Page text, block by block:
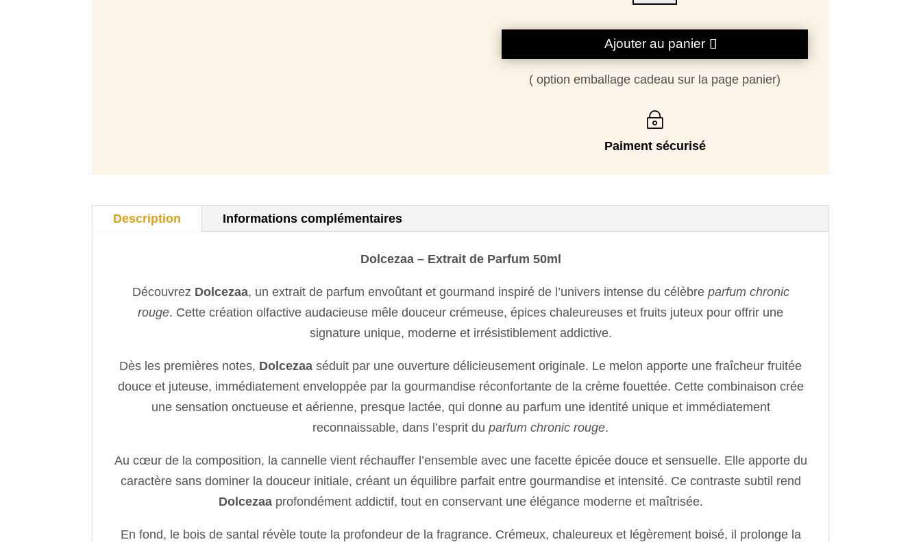
Ajouter au panier
( option emballage cadeau sur la page panier)
~
Paiment sécurisé
Description Informations complémentaires
Dolcezaa – Extrait de Parfum 50ml
Découvrez Dolcezaa, un extrait de parfum envoûtant et gourmand inspiré de l’univers intense du célèbre parfum chronic
rouge. Cette création olfactive audacieuse mêle douceur crémeuse, épices chaleureuses et fruits juteux pour offrir une
signature unique, moderne et irrésistiblement addictive.
Dès les premières notes, Dolcezaa séduit par une ouverture délicieusement originale. Le melon apporte une fraîcheur fruitée
douce et juteuse, immédiatement enveloppée par la gourmandise réconfortante de la crème fouettée. Cette combinaison crée
une sensation onctueuse et aérienne, presque lactée, qui donne au parfum une identité unique et immédiatement
reconnaissable, dans l’esprit du parfum chronic rouge.
Au cœur de la composition, la cannelle vient réchauffer l’ensemble avec une facette épicée douce et sensuelle. Elle apporte du
caractère sans dominer la douceur initiale, créant un équilibre parfait entre gourmandise et intensité. Ce contraste subtil rend
Dolcezaaprofondément addictif, tout en conservant une élégance moderne et maîtrisée.
En fond, le bois de santal révèle toute la profondeur de la fragrance. Crémeux, chaleureux et légèrement boisé, il prolonge la